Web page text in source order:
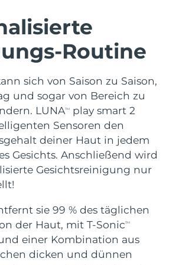
Routine
sich von Saison zu Saison,
und sogar von Bereich zu
LUNATM
play smart 2
Sensoren den
deiner Haut in jedem
Gesichts. Anschließend wird
Gesichtsreinigung nur
sie 99 % des täglichen
der Haut, mit T-SonicTM
einer Kombination aus
dicken und dünnen
4 Set
aging massage
4 Plus
LED heating
4 Men
anti-aging massage
2 Set
toning
2 go
toning on-the-go
2 eyes & lips
line smoothing device
3 Set
facial hydration
3 LED
infrared and red light therapy
Mundpflege
4
silicone sonic toothbrush
4 plus
hybrid silicone sonic toothbrush
BEHANDLUNG
LED-Behandlungen
NEW
Erwartete Lieferung
Erwartete Lieferung 8/11/26
Erwartete Lieferung8/10/26
Erwartete Lieferung8/16/26
Erwartete Lieferung
Erwartete Lieferung 8/10/26
Erwartete Lieferung 8/14/26